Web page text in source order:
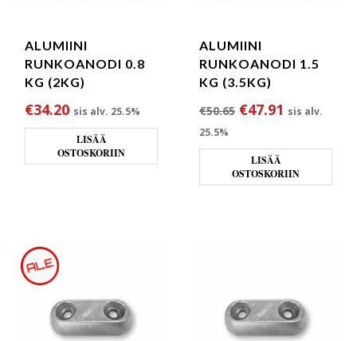
ALUMIINI
RUNKOANODI 0.8
KG (2KG)
€34.20 sis alv. 25.5%
LISÄÄ
OSTOSKORIIN
ALUMIINI
RUNKOANODI 1.5
KG (3.5KG)
€50.65 Alkuperäinen
€47.91 Nykyinen
sis alv.
25.5%
LISÄÄ
OSTOSKORIIN